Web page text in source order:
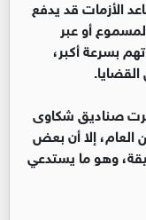
الأزمات قد يدفع
أو عبر
بسرعة أكبر،
صناديق شكاوى
العام، إلا أن بعض
وهو ما يستدعي